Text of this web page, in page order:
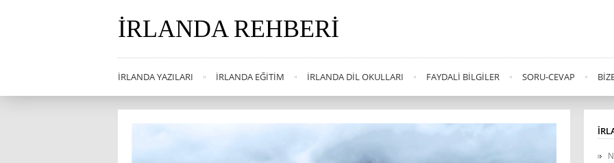
İRLANDA REHBERI
İRLANDA YAZILARI İRLANDA EĞITIM İRLANDA DIL OKULLARI FAYDALI BILGILER SORU-CEVAP